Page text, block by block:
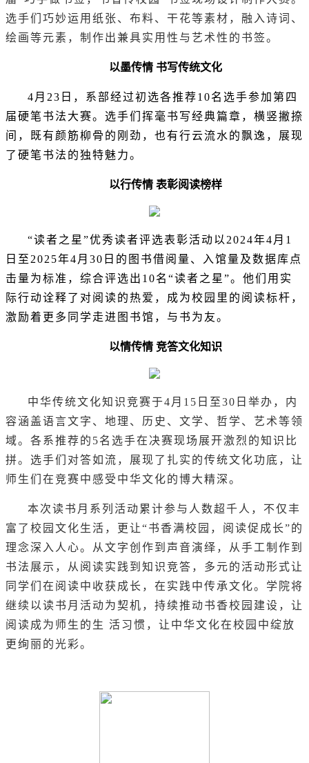
选手们巧妙运用纸张、布料、干花等素材，融入诗词、
绘画等元素，制作出兼具实用性与艺术性的书签。
以墨传情 书写传统文化
4月23日，系部经过初选各推荐10名选手参加第四
届硬笔书法大赛。选手们挥毫书写经典篇章，横竖撇捺
间，既有颜筋柳骨的刚劲，也有行云流水的飘逸，展现
了硬笔书法的独特魅力。
以行传情 表彰阅读榜样
“读者之星”优秀读者评选表彰活动以2024年4月1
日至2025年4月30日的图书借阅量、入馆量及数据库点
击量为标准，综合评选出10名“读者之星”。他们用实
际行动诠释了对阅读的热爱，成为校园里的阅读标杆，
激励着更多同学走进图书馆，与书为友。
以情传情 竞答文化知识
中华传统文化知识竞赛于4月15日至30日举办，内
容涵盖语言文字、地理、历史、文学、哲学、艺术等领
域。各系推荐的5名选手在决赛现场展开激烈的知识比
拼。选手们对答如流，展现了扎实的传统文化功底，让
师生们在竞赛中感受中华文化的博大精深。
本次读书月系列活动累计参与人数超千人，不仅丰
富了校园文化生活，更让“书香满校园，阅读促成长”的
理念深入人心。从文字创作到声音演绎，从手工制作到
书法展示，从阅读实践到知识竞答，多元的活动形式让
同学们在阅读中收获成长，在实践中传承文化。学院将
继续以读书月活动为契机，持续推动书香校园建设，让
阅读成为师生的生 活习惯，让中华文化在校园中绽放
更绚丽的光彩。